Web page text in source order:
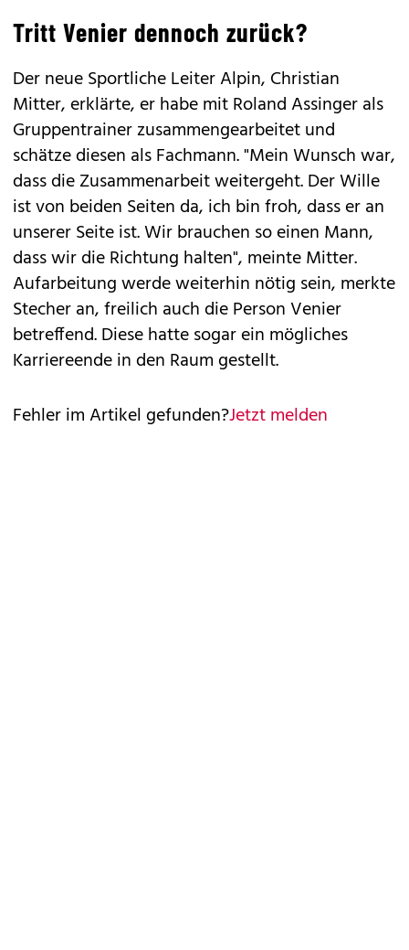
Tritt Venier dennoch zurück?
Der neue Sportliche Leiter Alpin, Christian
Mitter, erklärte, er habe mit Roland Assinger als
Gruppentrainer zusammengearbeitet und
schätze diesen als Fachmann. "Mein Wunsch war,
dass die Zusammenarbeit weitergeht. Der Wille
ist von beiden Seiten da, ich bin froh, dass er an
unserer Seite ist. Wir brauchen so einen Mann,
dass wir die Richtung halten", meinte Mitter.
Aufarbeitung werde weiterhin nötig sein, merkte
Stecher an, freilich auch die Person Venier
betreffend. Diese hatte sogar ein mögliches
Karriereende in den Raum gestellt.
Fehler im Artikel gefunden?Jetzt melden